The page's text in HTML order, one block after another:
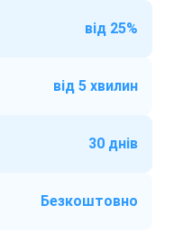
від 25%
від 5 хвилин
30 днів
Безкоштовно